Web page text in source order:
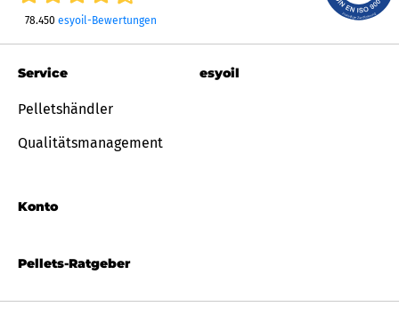
78.450 esyoil-Bewertungen
Pellets-Ratgeber
Service
Pelletshändler
Qualitätsmanagement
Konto
esyoil